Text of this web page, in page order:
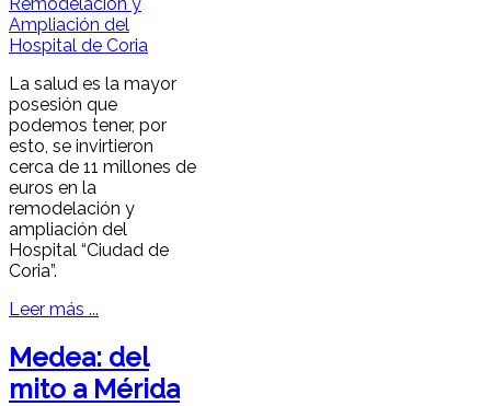
La salud es la mayor
posesión que
podemos tener, por
esto, se invirtieron
cerca de 11 millones de
euros en la
remodelación y
ampliación del
Hospital “Ciudad de
Coria”.
Leer más ...
Medea: del
mito a Mérida